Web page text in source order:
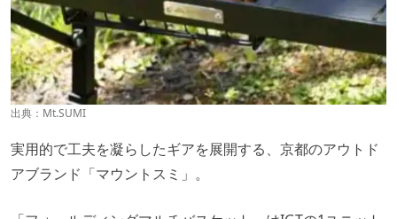
出典： Mt.SUMI
実用的で工夫を凝らしたギアを展開する、京都のアウトド
アブランド「マウントスミ」。